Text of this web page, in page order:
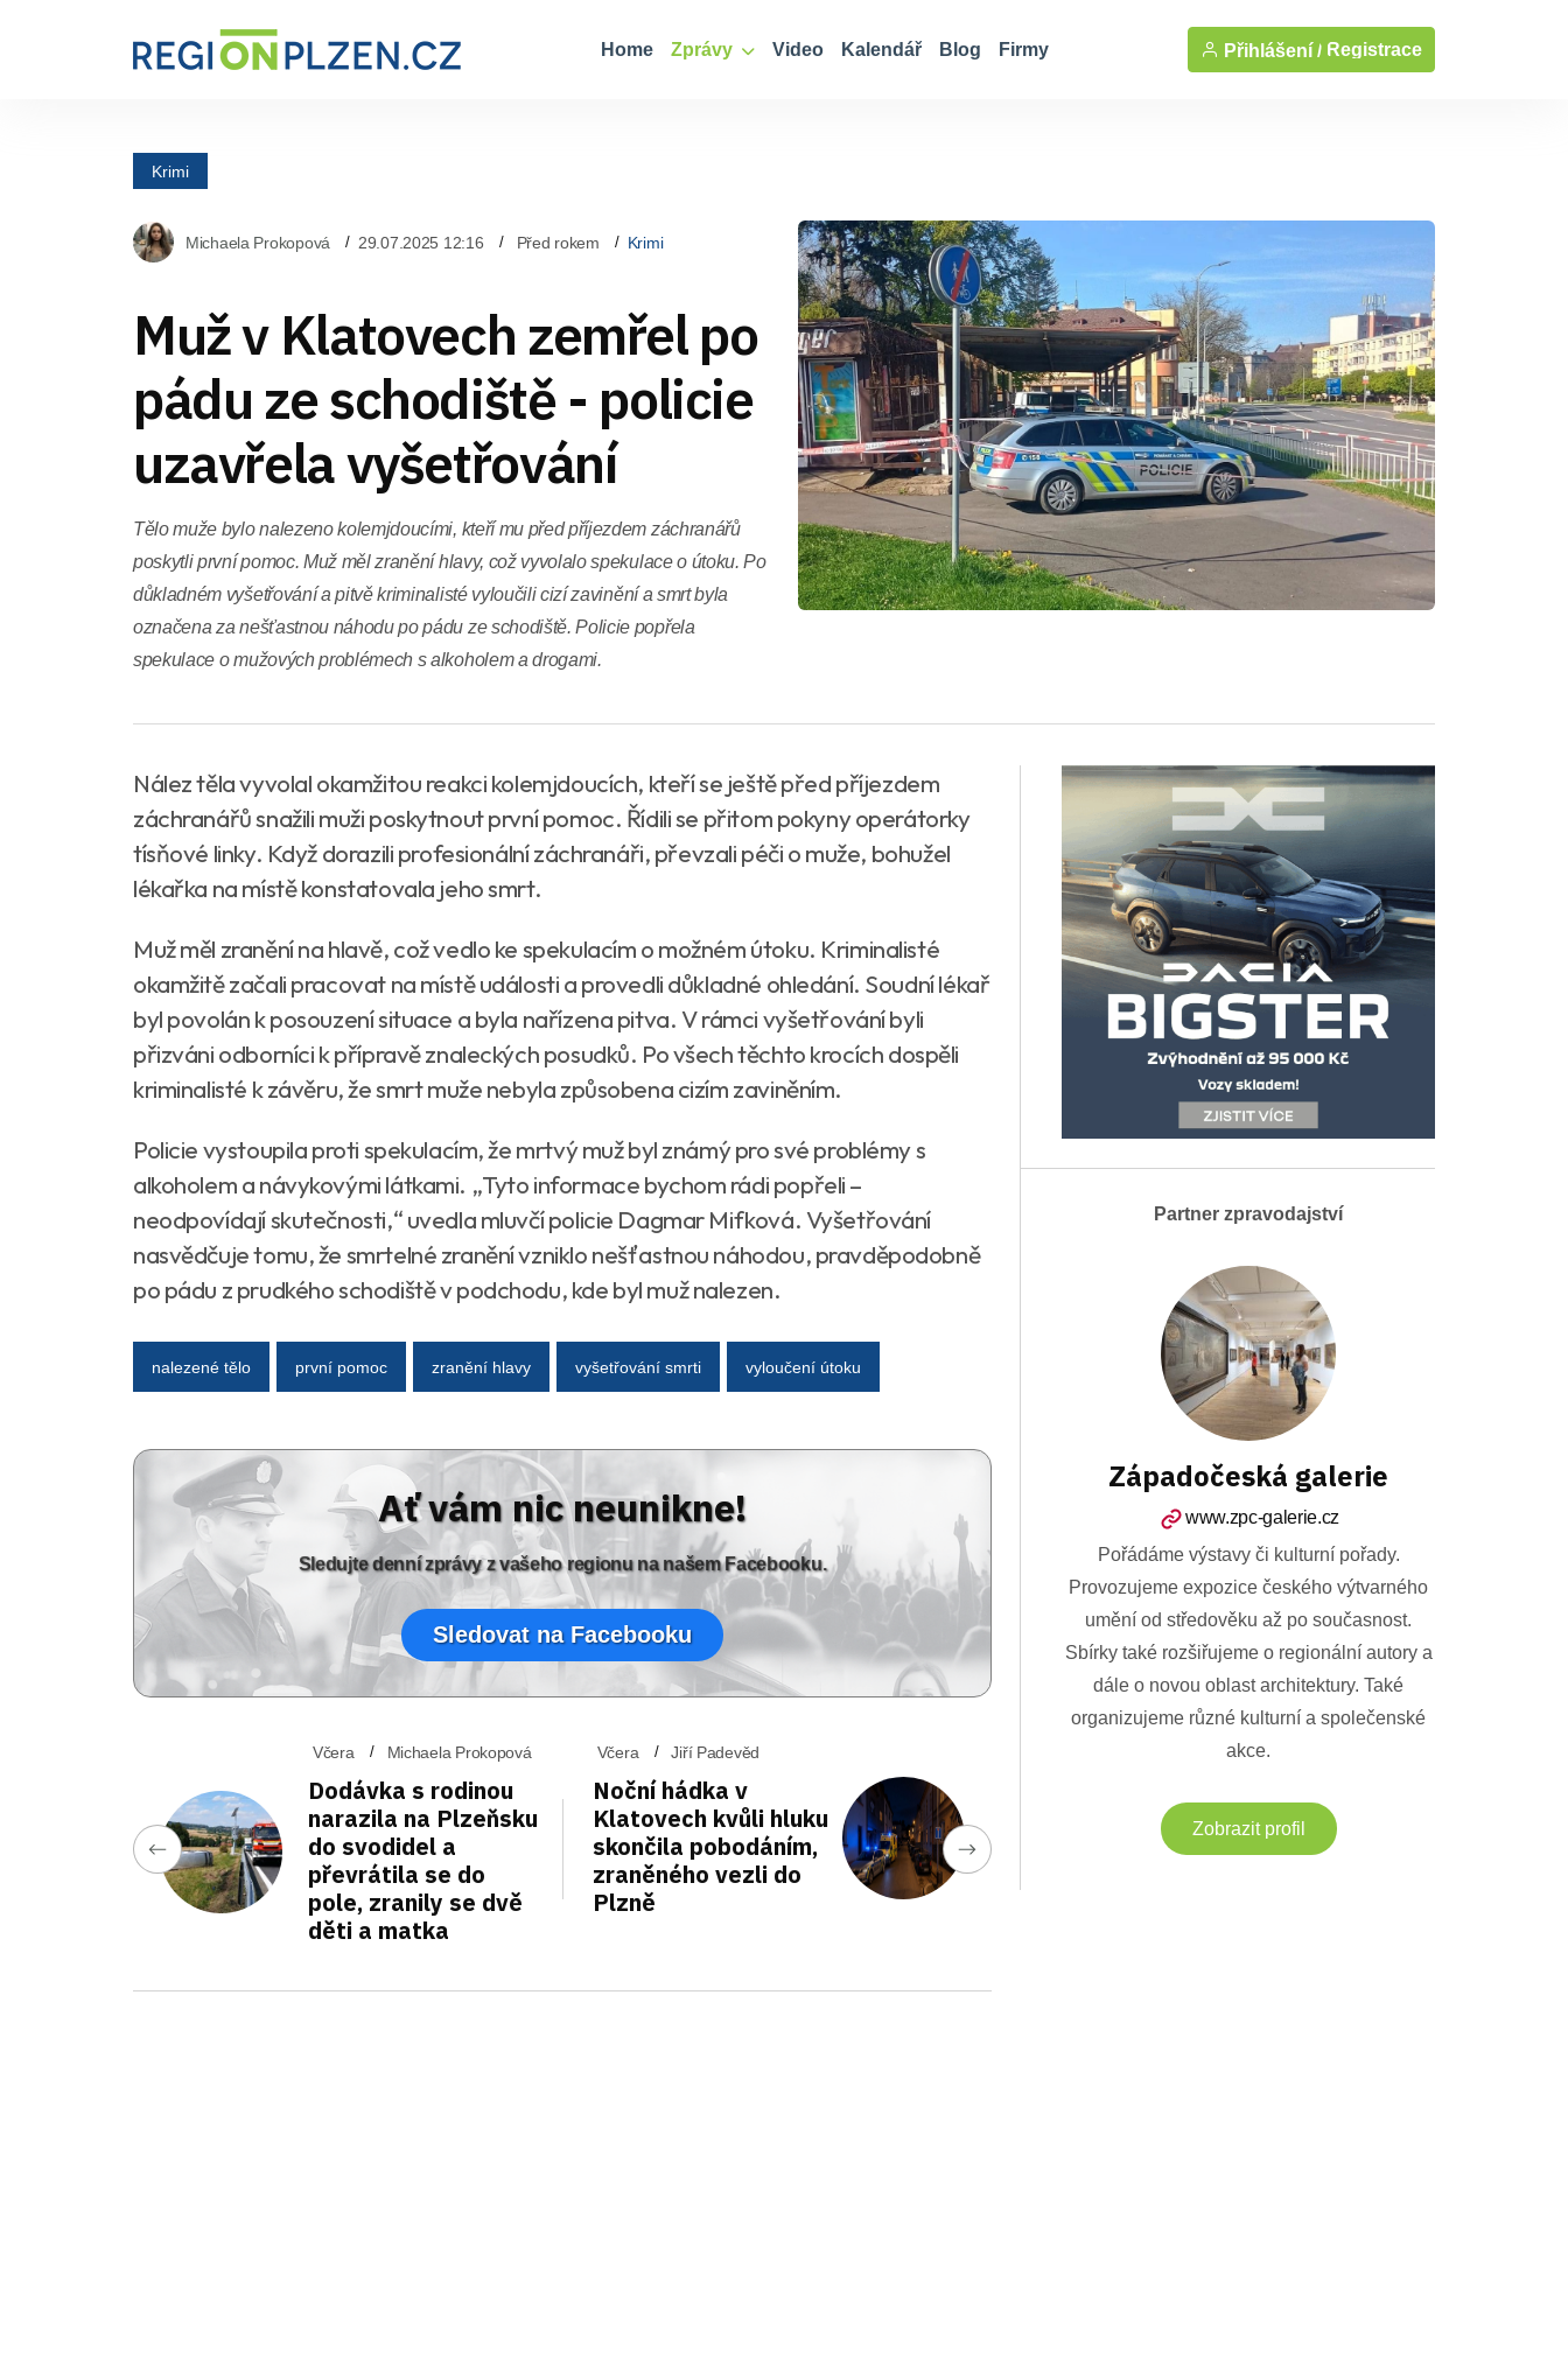
Home Zprávy Video Kalendář Blog Firmy Přihlášení / Registrace
Krimi
Michaela Prokopová 29.07.2025 12:16 Před rokem Krimi
Muž v Klatovech zemřel po
pádu ze schodiště - policie
uzavřela vyšetřování
Tělo muže bylo nalezeno kolemjdoucími, kteří mu před příjezdem záchranářů
poskytli první pomoc. Muž měl zranění hlavy, což vyvolalo spekulace o útoku. Po
důkladném vyšetřování a pitvě kriminalisté vyloučili cizí zavinění a smrt byla
označena za nešťastnou náhodu po pádu ze schodiště. Policie popřela
spekulace o mužových problémech s alkoholem a drogami.
Nález těla vyvolal okamžitou reakci kolemjdoucích, kteří se ještě před příjezdem
záchranářů snažili muži poskytnout první pomoc. Řídili se přitom pokyny operátorky
tísňové linky. Když dorazili profesionální záchranáři, převzali péči o muže, bohužel
lékařka na místě konstatovala jeho smrt.
Muž měl zranění na hlavě, což vedlo ke spekulacím o možném útoku. Kriminalisté
okamžitě začali pracovat na místě události a provedli důkladné ohledání. Soudní lékař
byl povolán k posouzení situace a byla nařízena pitva. V rámci vyšetřování byli
přizváni odborníci k přípravě znaleckých posudků. Po všech těchto krocích dospěli
kriminalisté k závěru, že smrt muže nebyla způsobena cizím zaviněním.
Policie vystoupila proti spekulacím, že mrtvý muž byl známý pro své problémy s
alkoholem a návykovými látkami. „Tyto informace bychom rádi popřeli –
neodpovídají skutečnosti,“ uvedla mluvčí policie Dagmar Mifková. Vyšetřování
nasvědčuje tomu, že smrtelné zranění vzniklo nešťastnou náhodou, pravděpodobně
po pádu z prudkého schodiště v podchodu, kde byl muž nalezen.
nalezené tělo první pomoc zranění hlavy vyšetřování smrti vyloučení útoku
Ať vám nic neunikne!
Sledujte denní zprávy z vašeho regionu na našem Facebooku.
Sledovat na Facebooku
Včera Michaela Prokopová
Dodávka s rodinou
narazila na Plzeňsku
do svodidel a
převrátila se do
pole, zranily se dvě
děti a matka
Včera Jiří Padevěd
Noční hádka v
Klatovech kvůli hluku
skončila pobodáním,
zraněného vezli do
Plzně
Partner zpravodajství
Západočeská galerie
www.zpc-galerie.cz
Pořádáme výstavy či kulturní pořady.
Provozujeme expozice českého výtvarného
umění od středověku až po současnost.
Sbírky také rozšiřujeme o regionální autory a
dále o novou oblast architektury. Také
organizujeme různé kulturní a společenské
akce.
Zobrazit profil